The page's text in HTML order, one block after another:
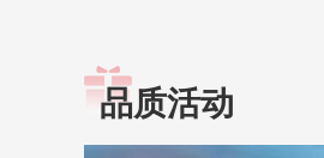
品质活动